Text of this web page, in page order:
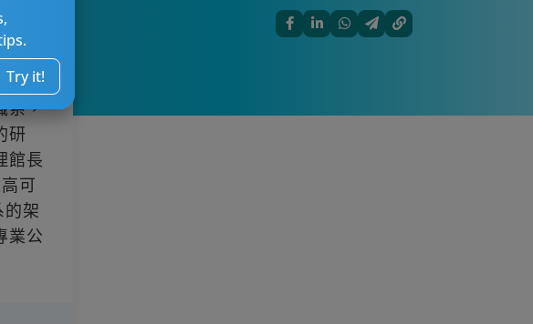
Try it!
系，
研
館長
可
架
業公